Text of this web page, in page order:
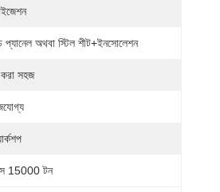
প্যানেল অথবা স্টিল শীট+ইনসোলেশন
করা সহজ
15000 টন